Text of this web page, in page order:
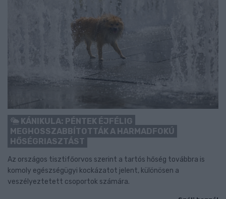
KÁNIKULA: PÉNTEK ÉJFÉLIG
MEGHOSSZABBÍTOTTÁK A HARMADFOKÚ
HŐSÉGRIASZTÁST
Az országos tisztifőorvos szerint a tartós hőség továbbra is
komoly egészségügyi kockázatot jelent, különösen a
veszélyeztetett csoportok számára.